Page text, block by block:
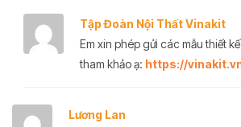
Tập Đoàn Nội Thất Vinakit
Em xin phép gửi các mẫu thiết
tham khảo ạ: https://
Lương Lan